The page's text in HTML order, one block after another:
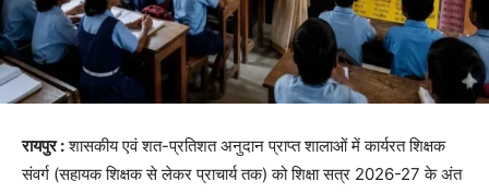
रायपुर :शासकीय एवं शत-प्रतिशत अनुदान प्राप्त शालाओं में कार्यरत शिक्षक
संवर्ग (सहायक शिक्षक से लेकर प्राचार्य तक) को शिक्षा सत्र 2026-27 के अंत